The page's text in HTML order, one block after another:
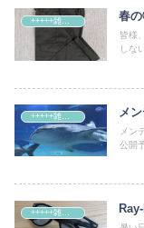
春
皆様
しな
+++++雑記+++++ メ
メン
公開
+++++雑記+++++